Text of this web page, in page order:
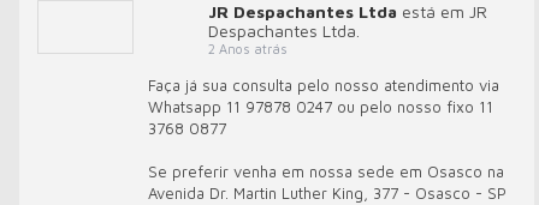
JR Despachantes Ltda está em JR
Despachantes Ltda.
2 Anos atrás
Faça já sua consulta pelo nosso atendimento via
Whatsapp 11 97878 0247 ou pelo nosso fixo 11
3768 0877
Se preferir venha em nossa sede em Osasco na
Avenida Dr. Martin Luther King, 377 - Osasco - SP